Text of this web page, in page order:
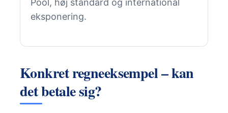
Pool, høj standard og international
eksponering.
Konkret regneeksempel – kan
det betale sig?